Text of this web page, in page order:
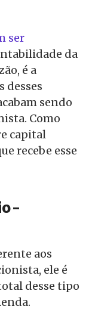
ser
da
é a
desses
sendo
Como
capital
recebe esse
-
aos
ele é
desse tipo